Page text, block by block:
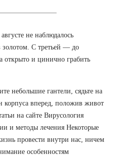
не наблюдалось
золотом. С третьей — до
открыто и цинично грабить
небольшие гантели, сядьте на
корпуса вперед, положив живот
на сайте Вирусология
и методы лечения Некоторые
провести внутри нас, ничем
особенностям